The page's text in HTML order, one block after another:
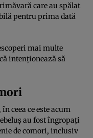
care au spălat
pentru prima dată
mai multe
intenționează să
ceea ce este acum
au fost îngropați
de comori, inclusiv